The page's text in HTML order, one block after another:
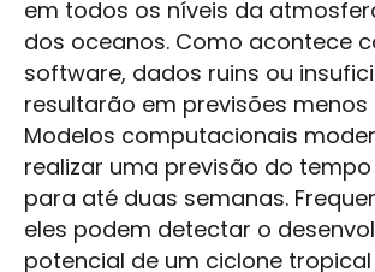
em todos os níveis da
dos oceanos. Como acontece
software, dados ruins ou
resultarão em previsões menos
Modelos computacionais
realizar uma previsão do
para até duas semanas.
eles podem detectar o
potencial de um ciclone tropical